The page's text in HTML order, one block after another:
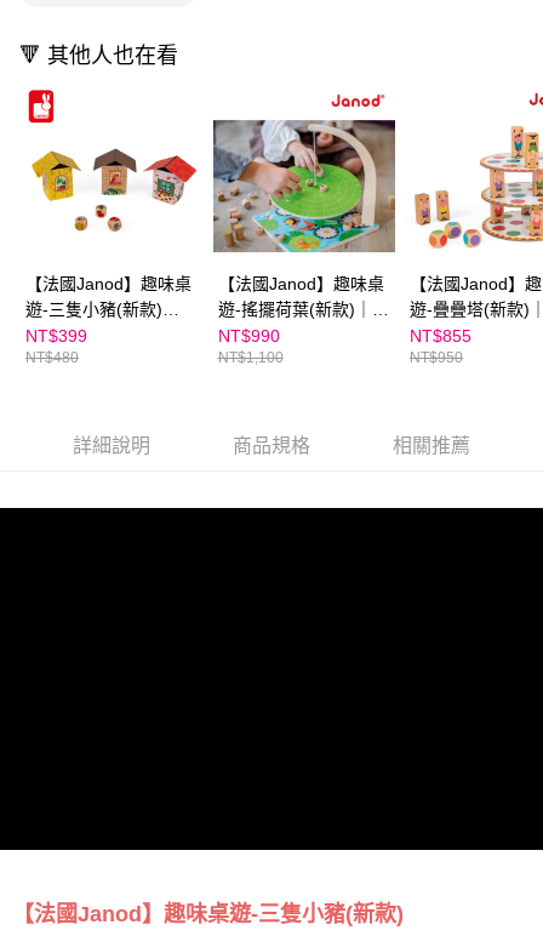
由本公司與您本人進行分期帳單所需資料之確認、核對及更正。
是否繳費成功／繳費後需取消欲退款等相關疑問，請聯繫「AFTEE先享後付
客戶支援中心」https://netprotections.freshdesk.com/support/home
【注意事項】
１．透過由恩沛科技股份有限公司提供之「AFTEE先享後付」服務完成之交
易，需依本服務之必要範圍內提供個人資料，並將交易相關給付款項請求債
權轉讓予恩沛科技股份有限公司。
２．關於個人資料處理事宜，請瀏覽以下網址：
https://aftee.tw/terms/#terms3
３．未成年的使用者請事先徵得法定代理人或監護人之同意方可使用
任。
４．使用「AFTEE先享後付」時，將依據個別帳號之用戶狀況，依本公司即
時審查核予不同之上限額度；若仍有額度不足之情形，本公司將視審查結果
請求用戶進行身份認證。
５．嚴禁一人註冊多個帳號或使用他人資訊註冊。若發現惡意使用之情形，
每筆NT$200
海外包裹航空運送
🔻 其他人也在看
【法國Janod】趣味桌
遊-三隻小豬(新款)👉
APP限定優惠
NT$399
NT$480
【法國Janod】趣味桌
遊-搖擺荷葉(新款)｜玩
法多樣
NT$990
NT$1,100
【法國Janod】
遊-疊疊塔(新款)
遊戲
NT$855
NT$950
詳細說明 商品規格 相關推薦
【法國Janod】趣味桌遊-三隻小豬(新款)